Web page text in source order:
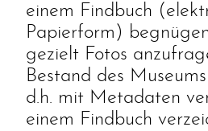
einem Findbuch
Papierform)
gezielt Fotos
Bestand des
d.h. mit Metadaten
einem Findbuch